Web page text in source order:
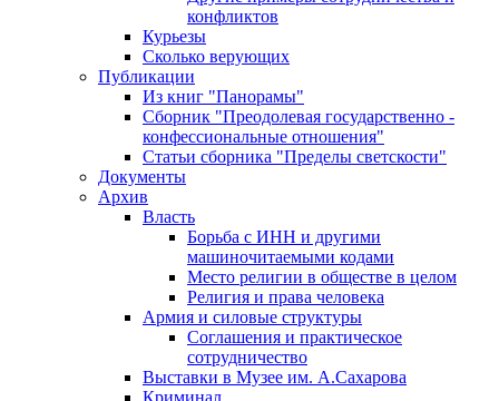
конфликтов
Курьезы
Сколько верующих
Публикации
Из книг "Панорамы"
Сборник "Преодолевая государственно -
конфессиональные отношения"
Статьи сборника "Пределы светскости"
Документы
Архив
Власть
Борьба с ИНН и другими
машиночитаемыми кодами
Место религии в обществе в целом
Религия и права человека
Армия и силовые структуры
Соглашения и практическое
сотрудничество
Выставки в Музее им. А.Сахарова